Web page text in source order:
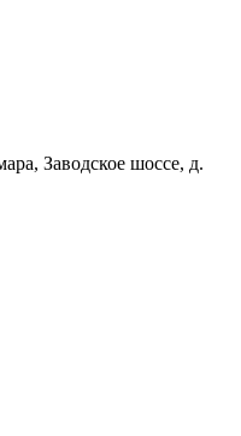
Заводское шоссе, д.